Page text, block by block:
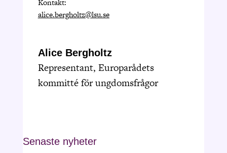
Kontakt:
alice.bergholtz@lsu.se
Alice Bergholtz
Representant, Europarådets
kommitté för ungdomsfrågor
Senaste nyheter